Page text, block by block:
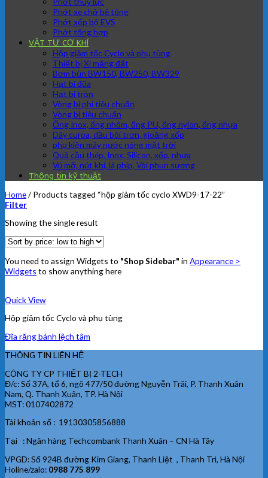
Phớt xe chở bê tông
Phớt xếp bộ EVS
Phớt tổng hợp
VẬT TƯ CƠ KHÍ
Hộp giảm tốc Cyclo và phụ tùng
Thiết bị Xi măng đất
Bơm bùn BW150, BW250, BW329
Hạt bi đũa
Hạt bi tròn
Vòng bi phi tiêu chuẩn
Vòng bi tiêu chuẩn
Ống Inox, ống nhôm, ống PU, ống nylon, ống nhựa
Dây curoa, dầu bôi trơn, gioăng xốp
phụ kiện máy nước nóng mặt trời
Quả cầu thép, Inox, Silicon, xốp, nhựa
Vú mỡ, nút khí, lá phíp, Vòi phun sương
Thông tin kỹ thuật
Home/ Products tagged “hộp giảm tốc cyclo XWD9-17-22”
Filter
Showing the single result
You need to assign Widgets to "Shop Sidebar" in Appearance >
Widgets to show anything here
Quick View
Hộp giảm tốc Cyclo và phụ tùng
Đĩa răng bánh lệch tâm
THÔNG TIN LIÊN HỆ
CÔNG TY CP THIẾT BỊ 2-TECH
Đ/c: Số 37A, tổ 6, ngõ 477/50 đường Nguyễn Trãi, P. Thanh Xuân
Nam, Q. Thanh Xuân, TP. Hà Nội
MST: 0107402872
Tài khoản số : 19130305856888
Tại : Ngân hàng Techcombank Thanh Xuân – CN Hà Tây
VPGD: Số 924B đường Kim Giang, Thanh Liệt , Thanh Trì, Hà Nội
Holine/zalo: 0988 775 899